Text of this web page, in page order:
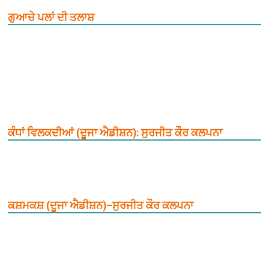
ਗੁਆਚੇ ਪਲਾਂ ਦੀ ਤਲਾਸ਼
ਕੰਧਾਂ ਵਿਲਕਦੀਆਂ (ਦੂਜਾ ਐਡੀਸ਼ਨ): ਸੁਰਜੀਤ ਕੌਰ ਕਲਪਨਾ
ਕਸ਼ਮਕਸ਼ (ਦੂਜਾ ਐਡੀਸ਼ਨ)–ਸੁਰਜੀਤ ਕੌਰ ਕਲਪਨਾ